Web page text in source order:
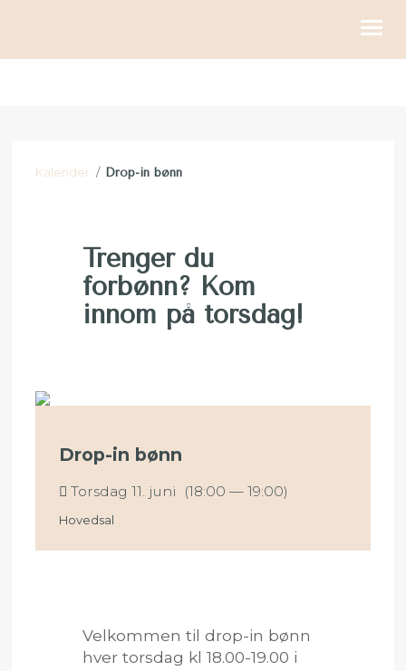
KALENDER
OM OSS
Kalender / Drop-in bønn
Trenger du
forbønn? Kom
innom på torsdag!
Drop-in bønn
Torsdag 11. juni (18:00 — 19:00)
Hovedsal
Velkommen til drop-in bønn
hver torsdag kl 18.00-19.00 i